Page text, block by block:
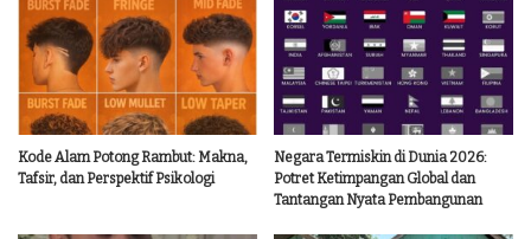
Kode Alam Potong Rambut: Makna,
Tafsir, dan Perspektif Psikologi
Negara Termiskin di Dunia 2026:
Potret Ketimpangan Global dan
Tantangan Nyata Pembangunan